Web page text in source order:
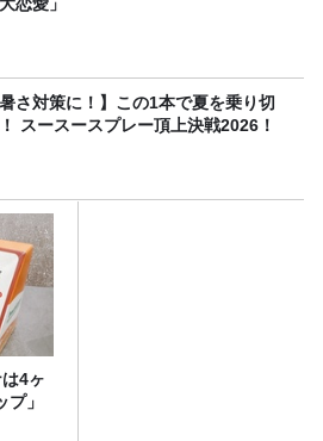
暑さ対策に！】この1本で夏を乗り切
スースースプレー頂上決戦2026！
4ヶ
」